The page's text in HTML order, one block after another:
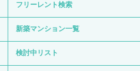
フリーレント検索
新築マンション一覧
検討中リスト